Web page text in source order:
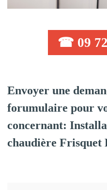
☎ 09 72
Envoyer une
forumulaire pour
concernant:
chaudière Frisquet